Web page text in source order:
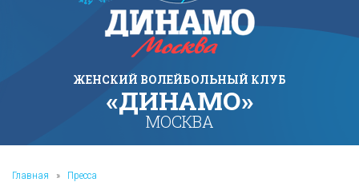
ЖЕНСКИЙ ВОЛЕЙБОЛЬНЫЙ КЛУБ
«ДИНАМО»
МОСКВА
Главная » Пресса